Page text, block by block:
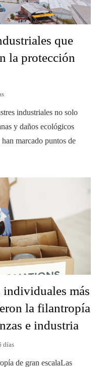
que
la protección
industriales no solo
y daños ecológicos
marcado puntos de
individuales más
la filantropía
e industria
días
de gran escalaLas